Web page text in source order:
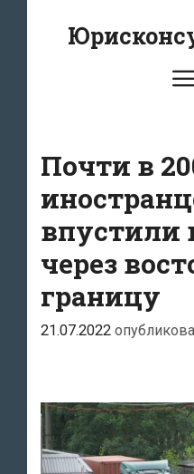
Почти в
впустили
через
границу
21.07.2022